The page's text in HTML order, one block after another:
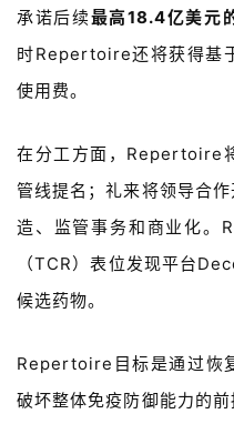
承诺后续最高18.4亿美元
时Repertoire还将获得基
使用费。
在分工方面， Repertoire
管线提名；礼来将领导合
造、监管事务和商业化
（TCR）表位发现平台
候选药物。
Repertoire目标是通过恢
破坏整体免疫防御能力的